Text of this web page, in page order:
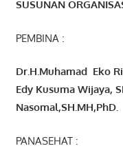
SUSUNAN
PEMBINA :
Dr.H.Muhamad Eko
Edy Kusuma Wijaya,
Nasomal,SH.MH,PhD.
PANASEHAT :